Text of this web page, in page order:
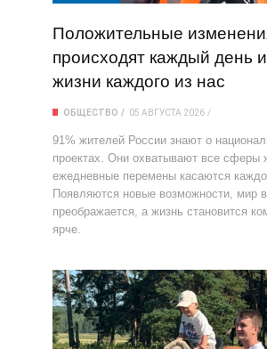
Положительные
происходят каждый день
жизни каждого из нас
ОБЩЕСТВО 05 АВГУСТА 2026
91% жителей России знают о
проектах. Они охватывают все сферы
ежедневные перемены касаются
Появляются новые возможности, мир
преображается, а жизнь становится
ярче.